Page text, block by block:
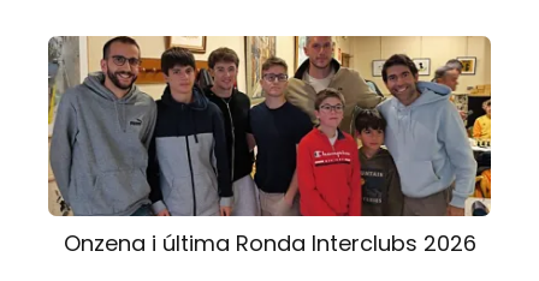
Onzena i última Ronda Interclubs 2026